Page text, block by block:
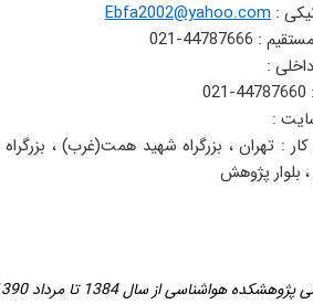
، بزرگراه شهید همت(غرب) ، بزرگراه
از سال 1384 تا مرداد 1390